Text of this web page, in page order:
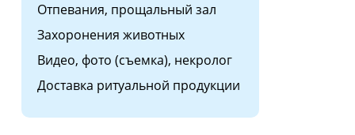
Отпевания, прощальный зал
Захоронения животных
Видео, фото (съемка), некролог
Доставка ритуальной продукции